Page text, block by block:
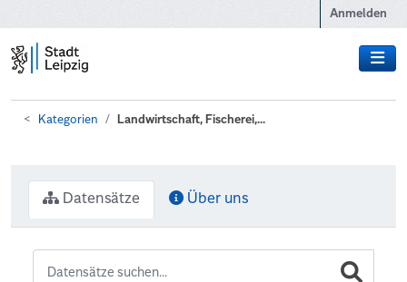
Anmelden
Kategorien Landwirtschaft, Fischerei,...
Datensätze Über uns